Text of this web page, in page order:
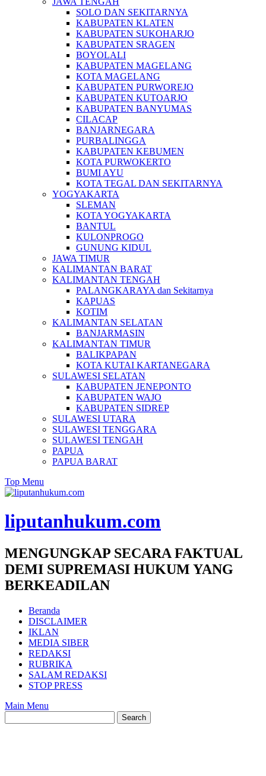
SOLO DAN SEKITARNYA
KABUPATEN KLATEN
KABUPATEN SUKOHARJO
KABUPATEN SRAGEN
BOYOLALI
KABUPATEN MAGELANG
KOTA MAGELANG
KABUPATEN PURWOREJO
KABUPATEN KUTOARJO
KABUPATEN BANYUMAS
CILACAP
BANJARNEGARA
PURBALINGGA
KABUPATEN KEBUMEN
KOTA PURWOKERTO
BUMI AYU
KOTA TEGAL DAN SEKITARNYA
YOGYAKARTA
SLEMAN
KOTA YOGYAKARTA
BANTUL
KULONPROGO
GUNUNG KIDUL
JAWA TIMUR
KALIMANTAN BARAT
KALIMANTAN TENGAH
PALANGKARAYA dan Sekitarnya
KAPUAS
KOTIM
KALIMANTAN SELATAN
BANJARMASIN
KALIMANTAN TIMUR
BALIKPAPAN
KOTA KUTAI KARTANEGARA
SULAWESI SELATAN
KABUPATEN JENEPONTO
KABUPATEN WAJO
KABUPATEN SIDREP
SULAWESI UTARA
SULAWESI TENGGARA
SULAWESI TENGAH
PAPUA
PAPUA BARAT
Top Menu
liputanhukum.com
MENGUNGKAP SECARA FAKTUAL
DEMI SUPREMASI HUKUM YANG
BERKEADILAN
Beranda
DISCLAIMER
IKLAN
MEDIA SIBER
REDAKSI
RUBRIKA
SALAM REDAKSI
STOP PRESS
Main Menu